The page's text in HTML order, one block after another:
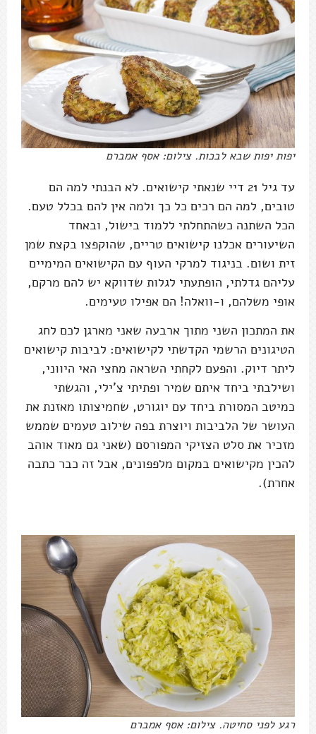
יפות יפות שבא לבכות. צילום: אסף אמברם
עד גיל 21 דיי שנאתי קישואים. לא הבנתי למה הם
טובים, למה הם רכים כל כך ולמה אין להם בכלל טעם.
הכל השתנה כשהתחלתי ללמוד בישול, ובאחד
השיעורים אכלנו קישואים טריים, שהוקפצו בקצת שמן
זית ושום. בניגוד למרקי העוף עם הקישואים המימיים
עליהם גדלתי, הופתעתי לגלות שדווקא יש להם מרקם,
אופי משלהם, ו-וואלה! הם אפילו טעימים.
את המתכון השני מתוך ארבעה שאני מארגן לכם לחג
הטיגונים הרשמי הקדשתי לקישואים: לביבות קישואים
ליתר דיוק. והפעם לקחתי השראה מחצי האי היווני,
ושילבתי ביחד איתם שמיר ופתיתי צ'ילי, והגשתי
כמיטב המסורת ביחד עם יוגורט, שחמיצותו מאזנת את
העושר של הלביבות ויוצרת בפה שילוב טעמים שממש
מזכיר את סלט הצזיקי המפורסם (שאני גם מאוד אוהב
להכין מקישואים במקום מלפפונים, אבל זה כבר כתבה
אחרת).
רגע לפני סחיטה. צילום: אסף אמברם